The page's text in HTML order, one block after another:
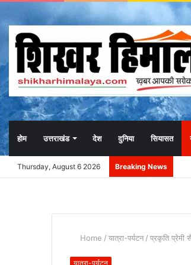
होम उत्तराखंड देश दुनिया सियासत
Thursday, August 6 2026 Breaking News
Home / यात्रा-पर्यटन / प्रकृति प्रेमी
यात्रा-पर्यटन